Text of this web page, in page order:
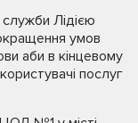
служби Лідією
умов
аби в кінцевому
послуг